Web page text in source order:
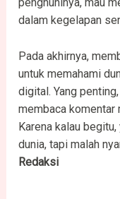
dalam kegelapan
Pada akhirnya,
untuk memahami
digital. Yang
membaca komentar
Karena kalau
dunia, tapi malah
Redaksi